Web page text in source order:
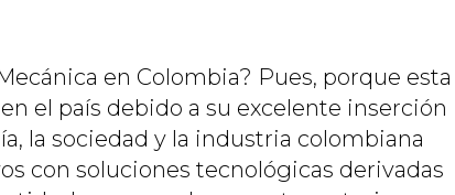
en Colombia? Pues, porque esta
el país debido a su excelente inserción
la sociedad y la industria colombiana
con soluciones tecnológicas derivadas